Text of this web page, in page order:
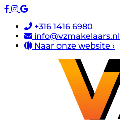
+316 1416 6980
info@vzmakelaars.nl
Naar onze website ›